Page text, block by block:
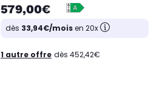
579,00€
dès 33,94€/moisen 20x
1 autre offre dès 452,42€